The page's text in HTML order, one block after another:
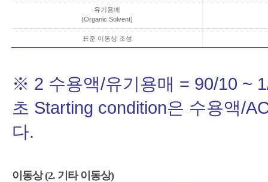
유기용매
(Organic Solvent)
표준 이동상 조성
※ 2 수용액/유기용매 = 90/10 ~
초 Starting condition은 수용액/
다.
이동상 (2. 기타 이동상)